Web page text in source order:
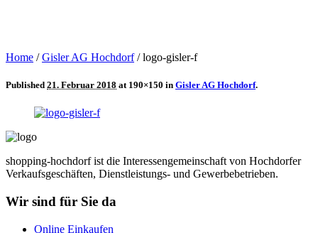
Home /Gisler AG Hochdorf /logo-gisler-f
Published 21. Februar 2018 at 190×150 in Gisler AG Hochdorf.
shopping-hochdorf ist die Interessengemeinschaft von Hochdorfer
Verkaufsgeschäften, Dienstleistungs- und Gewerbebetrieben.
Wir sind für Sie da
Online Einkaufen